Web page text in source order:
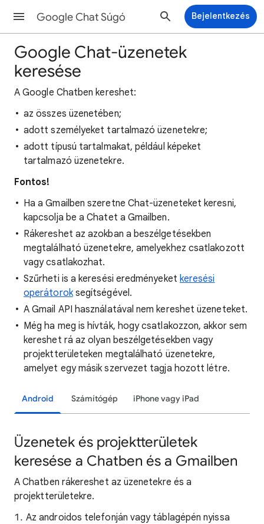
Google Chat Súgó Bejelentkezés
Google Chat-üzenetek
keresése
A Google Chatben kereshet:
az összes üzenetében;
adott személyeket tartalmazó üzenetekre;
adott típusú tartalmakat, például képeket
tartalmazó üzenetekre.
Fontos!
Ha a Gmailben szeretne Chat-üzeneteket keresni,
kapcsolja be a Chatet a Gmailben.
Rákereshet az azokban a beszélgetésekben
megtalálható üzenetekre, amelyekhez csatlakozott
vagy csatlakozhat.
Szűrheti is a keresési eredményeket keresési
operátoroksegítségével.
A Gmail API használatával nem kereshet üzeneteket.
Még ha meg is hívták, hogy csatlakozzon, akkor sem
kereshet rá az olyan beszélgetésekben vagy
projektterületeken megtalálható üzenetekre,
amelyet egy másik szervezet tagja hozott létre.
Android Számítógép iPhone vagy iPad
Üzenetek és projektterületek
keresése a Chatben és a Gmailben
A Chatben rákereshet az üzenetekre és a
projektterületekre.
Az androidos telefonján vagy táblagépén nyissa